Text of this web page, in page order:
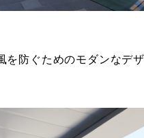
を防ぐためのモダンなデ